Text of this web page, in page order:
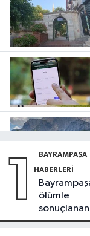
1 BAYRAMPAŞA
HABERLERI
ölümle
Sürücü